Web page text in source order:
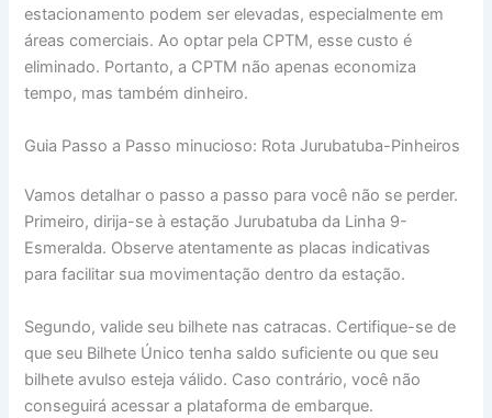
estacionamento podem ser elevadas, especialmente em
áreas comerciais. Ao optar pela CPTM, esse custo é
eliminado. Portanto, a CPTM não apenas economiza
tempo, mas também dinheiro.
Guia Passo a Passo minucioso: Rota Jurubatuba-Pinheiros
Vamos detalhar o passo a passo para você não se perder.
Primeiro, dirija-se à estação Jurubatuba da Linha 9-
Esmeralda. Observe atentamente as placas indicativas
para facilitar sua movimentação dentro da estação.
Segundo, valide seu bilhete nas catracas. Certifique-se de
que seu Bilhete Único tenha saldo suficiente ou que seu
bilhete avulso esteja válido. Caso contrário, você não
conseguirá acessar a plataforma de embarque.